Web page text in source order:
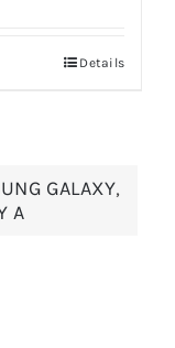
Details
GALAXY,
A